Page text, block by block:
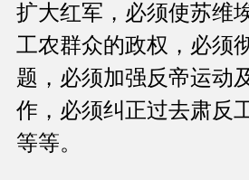
扩大红军，必须使苏维
工农群众的政权，必须
题，必须加强反帝运动
作，必须纠正过去肃反
等等。